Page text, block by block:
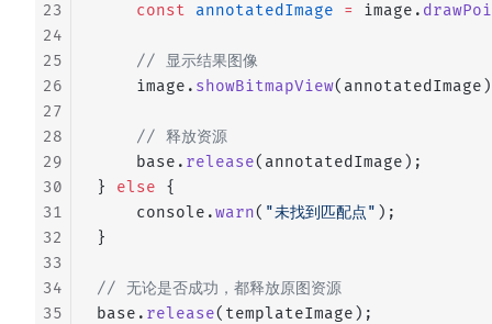
    const
annotatedImage = image.
    // 显示结果图像
    image.
showBitmapView
    // 释放资源
    base.
release(annotatedImage);
} else {
    console.
warn( "未找到匹配点" );
}
// 无论是否成功，都释放原图资源
base. release(templateImage);
23
24
25
26
27
28
29
30
31
32
33
34
35